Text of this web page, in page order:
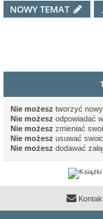
NOWY TEMAT
Nie możesz tworzyć
Nie możesz odpowiadać
Nie możesz zmieniać
Nie możesz usuwać
Nie możesz dodawać